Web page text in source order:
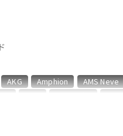
AKG Amphion AMS Neve